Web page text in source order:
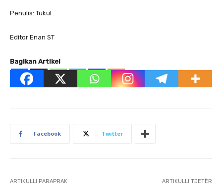
Penulis: Tukul
Editor Enan ST
Bagikan Artikel
Facebook Twitter
ARTIKULLI PARAPRAK ARTIKULLI TJETËR